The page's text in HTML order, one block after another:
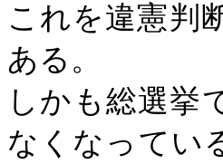
これを違憲判
ある。
しかも総選挙
なくなってい